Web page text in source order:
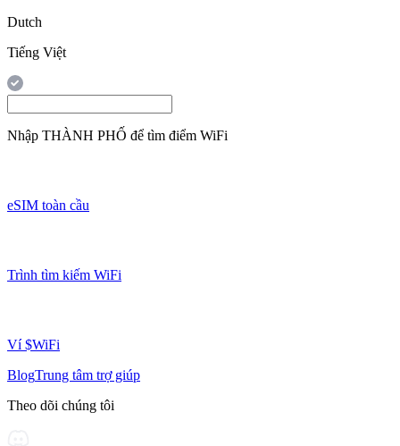
Dutch
Tiếng Việt
Nhập THÀNH PHỐ để tìm điểm WiFi
eSIM toàn cầu
Trình tìm kiếm WiFi
Ví $WiFi
BlogTrung tâm trợ giúp
Theo dõi chúng tôi